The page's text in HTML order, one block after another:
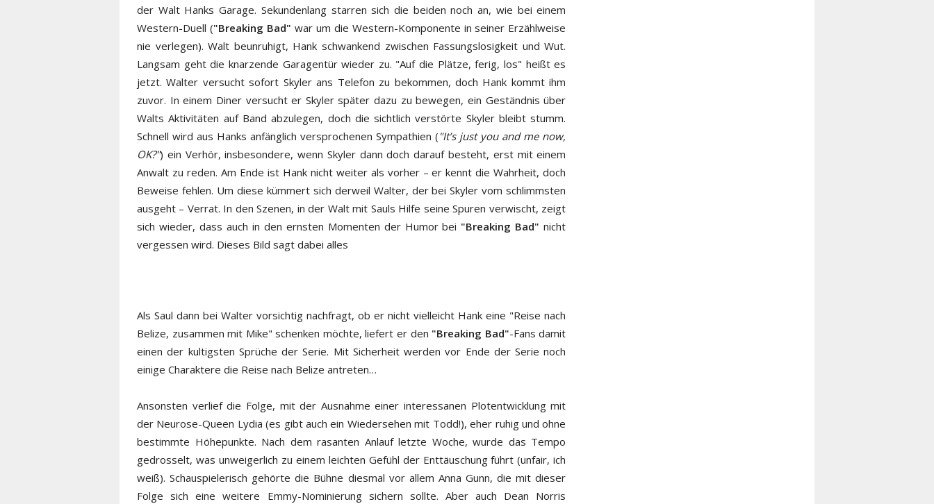
der Walt Hanks Garage. Sekundenlang starren sich die beiden noch an, wie bei einem
Western-Duell ("Breaking Bad" war um die Western-Komponente in seiner Erzählweise
nie verlegen). Walt beunruhigt, Hank schwankend zwischen Fassungslosigkeit und Wut.
Langsam geht die knarzende Garagentür wieder zu. "Auf die Plätze, ferig, los" heißt es
jetzt. Walter versucht sofort Skyler ans Telefon zu bekommen, doch Hank kommt ihm
zuvor. In einem Diner versucht er Skyler später dazu zu bewegen, ein Geständnis über
Walts Aktivitäten auf Band abzulegen, doch die sichtlich verstörte Skyler bleibt stumm.
Schnell wird aus Hanks anfänglich versprochenen Sympathien ( "It’s just you and me now,
OK?") ein Verhör, insbesondere, wenn Skyler dann doch darauf besteht, erst mit einem
Anwalt zu reden. Am Ende ist Hank nicht weiter als vorher – er kennt die Wahrheit, doch
Beweise fehlen. Um diese kümmert sich derweil Walter, der bei Skyler vom schlimmsten
ausgeht – Verrat. In den Szenen, in der Walt mit Sauls Hilfe seine Spuren verwischt, zeigt
sich wieder, dass auch in den ernsten Momenten der Humor bei "Breaking Bad" nicht
vergessen wird. Dieses Bild sagt dabei alles
Als Saul dann bei Walter vorsichtig nachfragt, ob er nicht vielleicht Hank eine "Reise nach
Belize, zusammen mit Mike" schenken möchte, liefert er den "Breaking Bad"-Fans damit
einen der kultigsten Sprüche der Serie. Mit Sicherheit werden vor Ende der Serie noch
einige Charaktere die Reise nach Belize antreten…
Ansonsten verlief die Folge, mit der Ausnahme einer interessanen Plotentwicklung mit
der Neurose-Queen Lydia (es gibt auch ein Wiedersehen mit Todd!), eher ruhig und ohne
bestimmte Höhepunkte. Nach dem rasanten Anlauf letzte Woche, wurde das Tempo
gedrosselt, was unweigerlich zu einem leichten Gefühl der Enttäuschung führt (unfair, ich
weiß). Schauspielerisch gehörte die Bühne diesmal vor allem Anna Gunn, die mit dieser
Folge sich eine weitere Emmy-Nominierung sichern sollte. Aber auch Dean Norris